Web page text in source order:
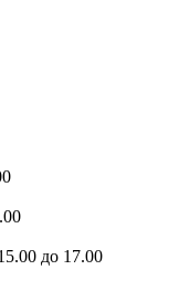
до 17.00